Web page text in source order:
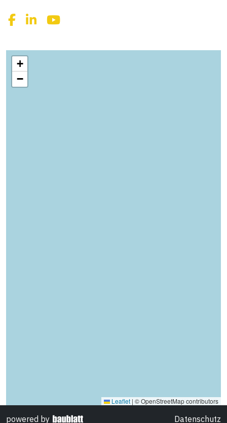
+
−
Leaflet | © OpenStreetMap contributors
powered by Datenschutz